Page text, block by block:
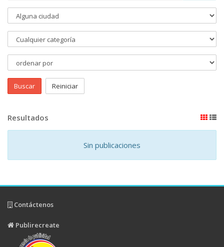
Buscar Reiniciar
Resultados
Sin publicaciones
Contáctenos
Publirecreate